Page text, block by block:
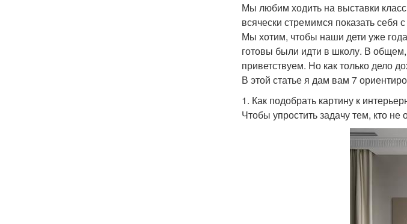
Мы любим ходить на выставки
всячески стремимся показать
Мы хотим, чтобы наши дети уже
готовы были идти в школу. В
приветствуем. Но как только дело
В этой статье я дам вам 7
1. Как подобрать картину к
Чтобы упростить задачу тем, кто